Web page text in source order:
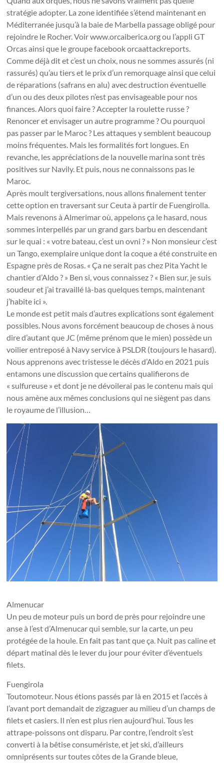
stratégie adopter. La zone identifiée s’étend maintenant en
Méditerranée jusqu’à la baie de Marbella passage obligé pour
rejoindre le Rocher. Voir www.orcaiberica.org ou l’appli GT
Orcas ainsi que le groupe facebook orcaattackreports.
Comme déjà dit et c’est un choix, nous ne sommes assurés (ni
rassurés) qu’au tiers et le prix d’un remorquage ainsi que celui
de réparations (safrans en alu) avec destruction éventuelle
d’un ou des deux pilotes n’est pas envisageable pour nos
finances. Alors quoi faire ? Accepter la roulette russe ?
Renoncer et envisager un autre programme ? Ou pourquoi
pas passer par le Maroc ? Les attaques y semblent beaucoup
moins fréquentes. Mais les formalités fort longues. En
revanche, les appréciations de la nouvelle marina sont très
positives sur Navily. Et puis, nous ne connaissons pas le
Maroc.
Après moult tergiversations, nous allons finalement tenter
cette option en traversant sur Ceuta à partir de Fuengirolla.
Mais revenons à Almerimar où, appelons ça le hasard, nous
sommes interpellés par un grand gars barbu en descendant
sur le quai : « votre bateau, c’est un ovni ? » Non monsieur c’est
un Tango, exemplaire unique dont la coque a été construite en
Espagne près de Rosas. « Ça ne serait pas chez Pita Yacht le
chantier d’Aldo ? » Ben si, vous connaissez ? « Bien sur, je suis
soudeur et j’ai travaillé là-bas quelques temps, maintenant
j’habite ici ».
Le monde est petit mais d’autres explications sont également
possibles. Nous avons forcément beaucoup de choses à nous
dire d’autant que JC (même prénom que le mien) possède un
voilier entreposé à Navy service à PSLDR (toujours le hasard).
Nous apprenons avec tristesse le décès d’Aldo en 2021 puis
entamons une discussion que certains qualifierons de
« sulfureuse » et dont je ne dévoilerai pas le contenu mais qui
nous amène aux mêmes conclusions qui ne siègent pas dans
le royaume de l’illusion…
Almenucar
Un peu de moteur puis un bord de près pour rejoindre une
anse à l’est d’Almenucar qui semble, sur la carte, un peu
protégée de la houle. En fait pas tant que ça. Nuit pas caline et
départ matinal dès le lever du jour pour éviter d’éventuels
filets.
Fuengirola
Toutomoteur. Nous étions passés par là en 2015 et l’accès à
l’avant port demandait de zigzaguer au milieu d’un champs de
filets et casiers. Il n’en est plus rien aujourd’hui. Tous les
attrape-poissons ont disparu. Par contre, l’endroit s’est
converti à la bêtise consumériste, et jet ski, d’ailleurs
omniprésents sur toutes côtes de la Grande bleue,